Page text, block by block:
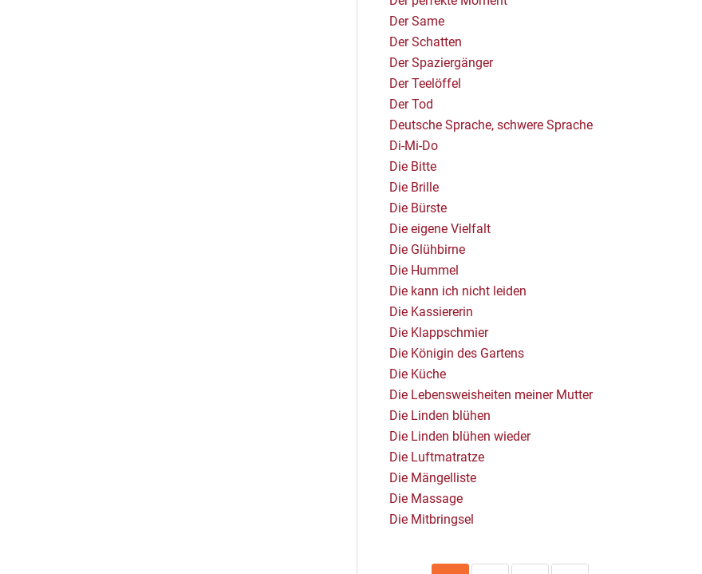
Der Same
Der Schatten
Der Spaziergänger
Der Teelöffel
Der Tod
Deutsche Sprache, schwere Sprache
Di-Mi-Do
Die Bitte
Die Brille
Die Bürste
Die eigene Vielfalt
Die Glühbirne
Die Hummel
Die kann ich nicht leiden
Die Kassiererin
Die Klappschmier
Die Königin des Gartens
Die Küche
Die Lebensweisheiten meiner Mutter
Die Linden blühen
Die Linden blühen wieder
Die Luftmatratze
Die Mängelliste
Die Massage
Die Mitbringsel